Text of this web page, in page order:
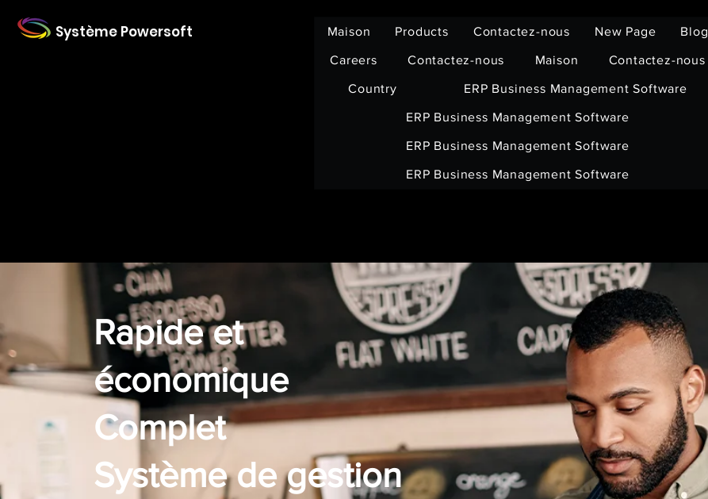
Système Powersoft Maison Products Contactez-nous New Page Blog
Careers Contactez-nous Maison Contactez-nous
Country ERP Business Management Software
ERP Business Management Software
ERP Business Management Software
ERP Business Management Software
Rapide et
économique
Complet
Système de gestion